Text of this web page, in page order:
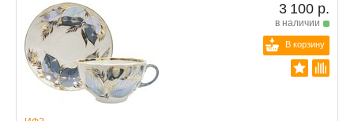
3 100 р.
в наличии
В корзину